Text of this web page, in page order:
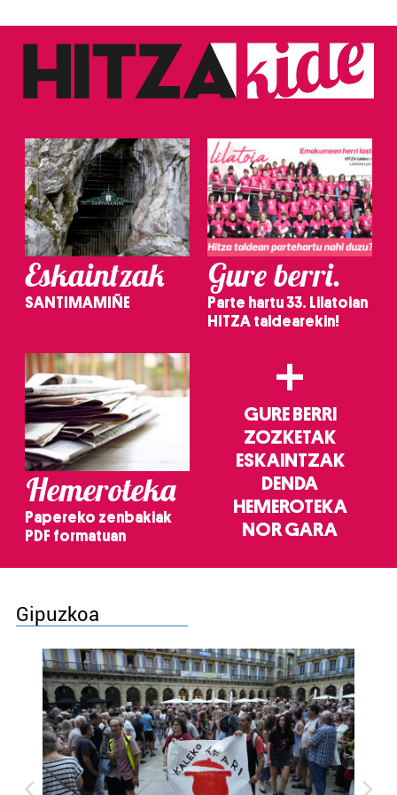
Eskaintzak
SANTIMAMIÑE
Gure berri.
Parte hartu 33. Lilatoian
HITZA taldearekin!
Hemeroteka
Papereko zenbakiak
PDF formatuan
+
GURE BERRI
ZOZKETAK
ESKAINTZAK
DENDA
HEMEROTEKA
NOR GARA
Gipuzkoa